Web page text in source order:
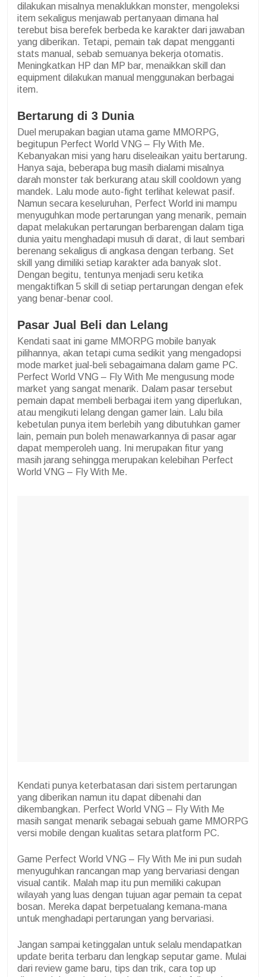
dilakukan misalnya menaklukkan monster, mengoleksi
item sekaligus menjawab pertanyaan dimana hal
terebut bisa berefek berbeda ke karakter dari jawaban
yang diberikan. Tetapi, pemain tak dapat mengganti
stats manual, sebab semuanya bekerja otomatis.
Meningkatkan HP dan MP bar, menaikkan skill dan
equipment dilakukan manual menggunakan berbagai
item.
Bertarung di 3 Dunia
Duel merupakan bagian utama game MMORPG,
begitupun Perfect World VNG – Fly With Me.
Kebanyakan misi yang haru diseleaikan yaitu bertarung.
Hanya saja, beberapa bug masih dialami misalnya
darah monster tak berkurang atau skill cooldown yang
mandek. Lalu mode auto-fight terlihat kelewat pasif.
Namun secara keseluruhan, Perfect World ini mampu
menyuguhkan mode pertarungan yang menarik, pemain
dapat melakukan pertarungan berbarengan dalam tiga
dunia yaitu menghadapi musuh di darat, di laut sembari
berenang sekaligus di angkasa dengan terbang. Set
skill yang dimiliki setiap karakter ada banyak slot.
Dengan begitu, tentunya menjadi seru ketika
mengaktifkan 5 skill di setiap pertarungan dengan efek
yang benar-benar cool.
Pasar Jual Beli dan Lelang
Kendati saat ini game MMORPG mobile banyak
pilihannya, akan tetapi cuma sedikit yang mengadopsi
mode market jual-beli sebagaimana dalam game PC.
Perfect World VNG – Fly With Me mengusung mode
market yang sangat menarik. Dalam pasar tersebut
pemain dapat membeli berbagai item yang diperlukan,
atau mengikuti lelang dengan gamer lain. Lalu bila
kebetulan punya item berlebih yang dibutuhkan gamer
lain, pemain pun boleh menawarkannya di pasar agar
dapat memperoleh uang. Ini merupakan fitur yang
masih jarang sehingga merupakan kelebihan Perfect
World VNG – Fly With Me.
Kendati punya keterbatasan dari sistem pertarungan
yang diberikan namun itu dapat dibenahi dan
dikembangkan. Perfect World VNG – Fly With Me
masih sangat menarik sebagai sebuah game MMORPG
versi mobile dengan kualitas setara platform PC.
Game Perfect World VNG – Fly With Me ini pun sudah
menyuguhkan rancangan map yang bervariasi dengan
visual cantik. Malah map itu pun memiliki cakupan
wilayah yang luas dengan tujuan agar pemain ta cepat
bosan. Mereka dapat berpetualang kemana-mana
untuk menghadapi pertarungan yang bervariasi.
Jangan sampai ketinggalan untuk selalu mendapatkan
update berita terbaru dan lengkap seputar game. Mulai
dari review game baru, tips dan trik, cara top up